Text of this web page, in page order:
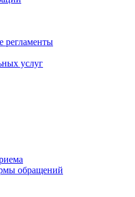
регламенты
услуг
обращений